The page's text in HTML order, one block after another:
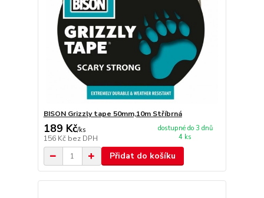
BISON Grizzly tape 50mm,10m Stříbrná
189 Kč/ks
156 Kč bez DPH
dostupné do 3 dnů
4 ks
Přidat do košíku